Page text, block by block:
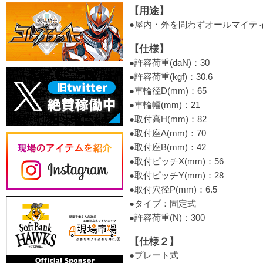
【用途】
●屋内・外を問わずオールマイテ
【仕様】
●許容荷重(daN)：30
●許容荷重(kgf)：30.6
●車輪径D(mm)：65
●車輪幅(mm)：21
●取付高H(mm)：82
●取付座A(mm)：70
●取付座B(mm)：42
●取付ピッチX(mm)：56
●取付ピッチY(mm)：28
●取付穴径P(mm)：6.5
●タイプ：固定式
●許容荷重(N)：300
【仕様２】
●プレート式